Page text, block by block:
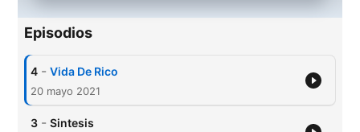
Episodios
4 - Vida De Rico
20 mayo 2021
3 - Sintesis